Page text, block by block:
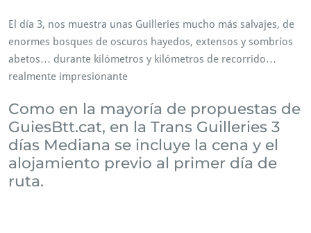
El día 3, nos muestra unas Guilleries mucho más salvajes, de
enormes bosques de oscuros hayedos, extensos y sombríos
abetos… durante kilómetros y kilómetros de recorrido…
realmente impresionante
Como en la mayoría de propuestas de
GuiesBtt.cat, en la Trans Guilleries 3
días Mediana se incluye la cena y el
alojamiento previo al primer día de
ruta.